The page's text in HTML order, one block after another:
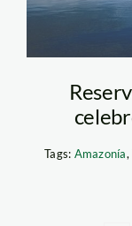
Tags: Amazonía,